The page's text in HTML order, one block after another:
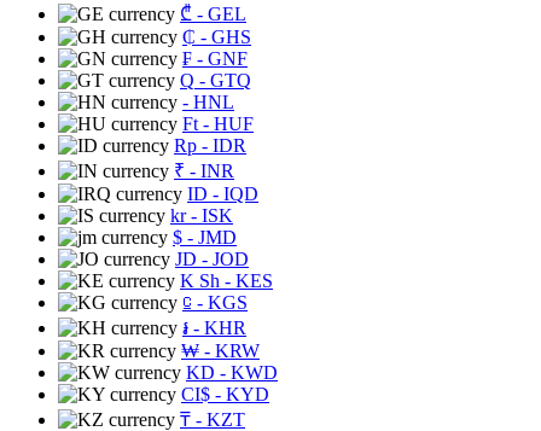
₾ - GEL
₵ - GHS
₣ - GNF
Q - GTQ
- HNL
Ft - HUF
Rp - IDR
₹ - INR
ID - IQD
kr- ISK
$ - JMD
JD - JOD
K Sh - KES
⃀ - KGS
៛ - KHR
₩ - KRW
KD - KWD
CI$ - KYD
₸ - KZT